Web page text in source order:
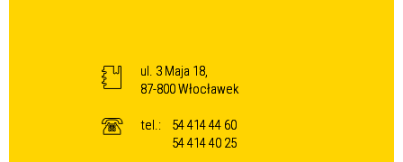
ul. 3 Maja 18,
87-800 Włocławek
tel.:
54 414 44 60
54 414 40 25